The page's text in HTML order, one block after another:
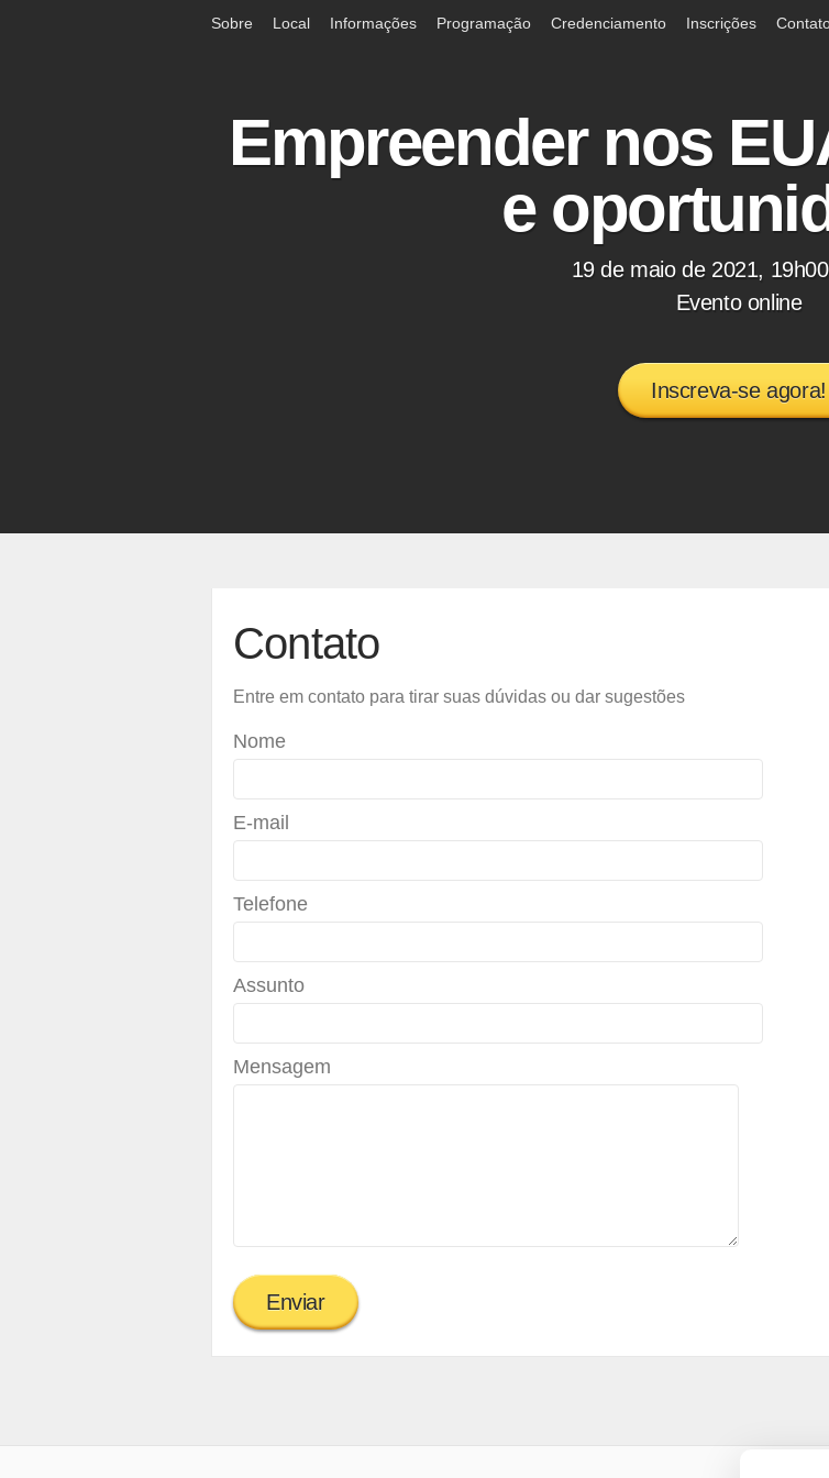
Sobre Local Informações Programação Credenciamento Inscrições
Empreender nos
e
19 de maio de 2021,
Evento online
Inscreva-se agora!
Contato
Entre em contato para tirar suas dúvidas ou dar sugestões
Nome
E-mail
Telefone
Assunto
Mensagem